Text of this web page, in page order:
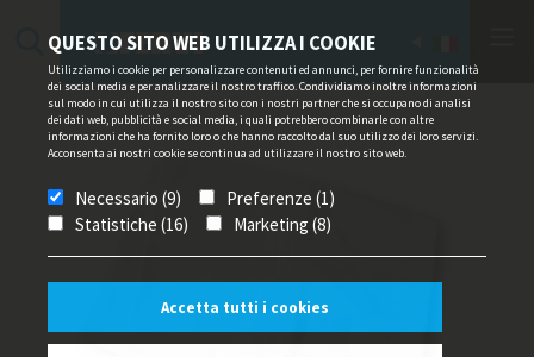
QUESTO SITO WEB UTILIZZA I COOKIE
Utilizziamo i cookie per personalizzare contenuti ed annunci, per fornire funzionalità
dei social media e per analizzare il nostro traffico. Condividiamo inoltre informazioni
sul modo in cui utilizza il nostro sito con i nostri partner che si occupano di analisi
dei dati web, pubblicità e social media, i quali potrebbero combinarle con altre
informazioni che ha fornito loro o che hanno raccolto dal suo utilizzo dei loro servizi.
Acconsenta ai nostri cookie se continua ad utilizzare il nostro sito web.
Necessario (9)
Preferenze (1)
Statistiche (16)
Marketing (8)
Accetta tutti i cookies